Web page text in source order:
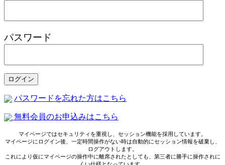
パスワード
パスワードを忘れた方はこちら
無料会員のお申込みはこちら
マイページではセキュリティを重視し、セッション機能を採用しています。
マイページにログイン後、一定時間操作がない時は自動的にセッション情報を破棄し、
ログアウトします。
これにより仮にマイページの操作中に離席されたとしても、第三者に勝手に操作されに